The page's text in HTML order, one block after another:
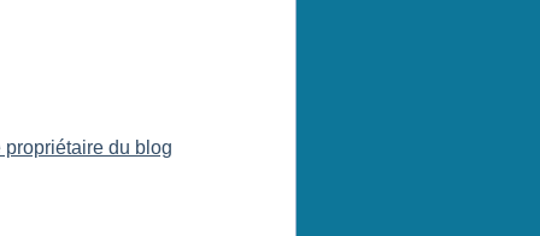
propriétaire du blog